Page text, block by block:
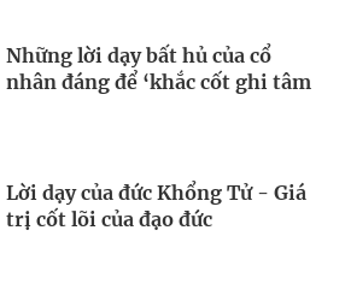
Những lời dạy bất hủ của cổ
nhân đáng để ‘khắc cốt ghi tâm
Lời dạy của đức Khổng Tử - Giá
trị cốt lõi của đạo đức